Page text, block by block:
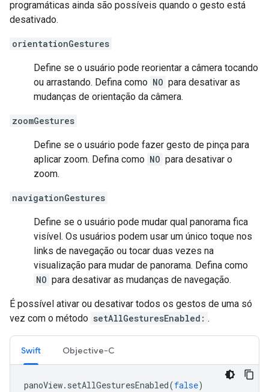
programáticas ainda são possíveis quando o gesto está
desativado.
orientationGestures
Define se o usuário pode reorientar a câmera tocando
ou arrastando. Defina como NO para desativar as
mudanças de orientação da câmera.
zoomGestures
Define se o usuário pode fazer gesto de pinça para
aplicar zoom. Defina como NO para desativar o
zoom.
navigationGestures
Define se o usuário pode mudar qual panorama fica
visível. Os usuários podem usar um único toque nos
links de navegação ou tocar duas vezes na
visualização para mudar de panorama. Defina como
NO para desativar as mudanças de navegação.
É possível ativar ou desativar todos os gestos de uma só
vez com o método setAllGesturesEnabled: .
Swift Objective-C
panoView. setAllGesturesEnabled(false)